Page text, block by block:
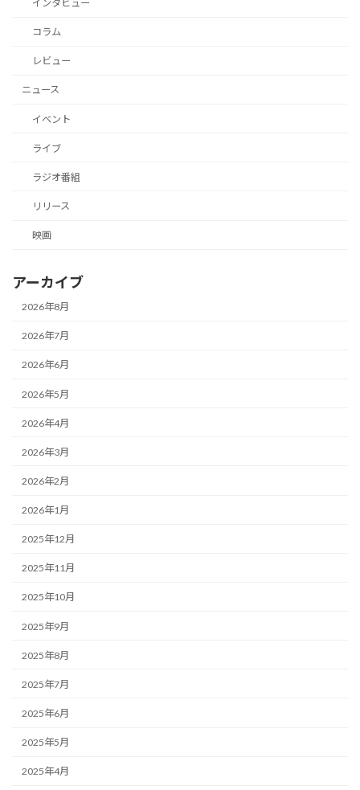
インタビュー
コラム
レビュー
ニュース
イベント
ライブ
ラジオ番組
リリース
映画
アーカイブ
2026年8月
2026年7月
2026年6月
2026年5月
2026年4月
2026年3月
2026年2月
2026年1月
2025年12月
2025年11月
2025年10月
2025年9月
2025年8月
2025年7月
2025年6月
2025年5月
2025年4月